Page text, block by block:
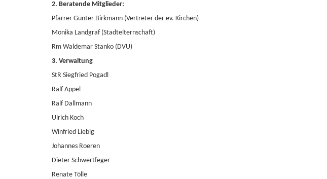
2. Beratende Mitglieder:
Pfarrer Günter Birkmann (Vertreter der ev. Kirchen)
Monika Landgraf (Stadtelternschaft)
Rm Waldemar Stanko (DVU)
3. Verwaltung
StR Siegfried Pogadl
Ralf Appel
Ralf Dallmann
Ulrich Koch
Winfried Liebig
Johannes Roeren
Dieter Schwertfeger
Renate Tölle